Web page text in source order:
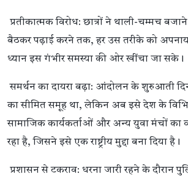
प्रतीकात्मक विरोध: छात्रों ने थाली-चम्मच
बैठकर पढ़ाई करने तक, हर उस तरीके को
ध्यान इस गंभीर समस्या की ओर खींचा जा सके।
समर्थन का दायरा बढ़ा: आंदोलन के शुरुआती
का सीमित समूह था, लेकिन अब इसे देश के
सामाजिक कार्यकर्ताओं और अन्य युवा मंचों का
रहा है, जिसने इसे एक राष्ट्रीय मुद्दा बना दिया है।
प्रशासन से टकराव: धरना जारी रहने के दौरान